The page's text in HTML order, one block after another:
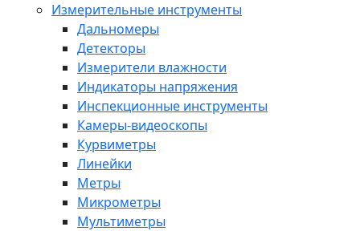
Измерительные инструменты
Дальномеры
Детекторы
Измерители влажности
Индикаторы напряжения
Инспекционные инструменты
Камеры-видеоскопы
Курвиметры
Линейки
Метры
Микрометры
Мультиметры